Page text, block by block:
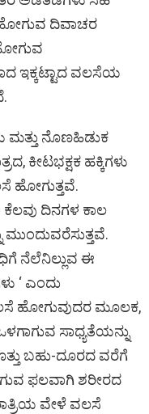
ದಿವಾಚರ
ಇಕ್ಕಟ್ಟಾದ ವಲಸೆಯ
ಮತ್ತು ನೊಣಹಿಡುಕ
ಕೀಟಭಕ್ಷಕ ಹಕ್ಕಿಗಳು
ಹೋಗುತ್ತವೆ.
ದಿನಗಳ ಕಾಲ
ನೆಲೆನಿಲ್ಲುವ ಈ
‘ ಎಂದು
ಹೋಗುವುದರ ಮೂಲಕ,
ಸಾಧ್ಯತೆಯನ್ನು
ಬಹು-ದೂರದ ವರೆಗೆ
ಫಲವಾಗಿ ಶರೀರದ
ವೇಳೆ ವಲಸೆ